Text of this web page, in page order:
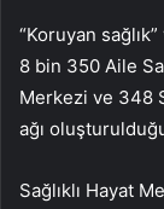
“Koruyan
8 bin 350 Aile
Merkezi ve 348
ağı
Sağlıklı Hayat